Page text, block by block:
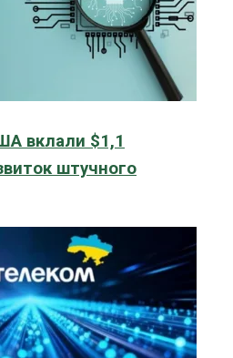
вклали $1,1
штучного